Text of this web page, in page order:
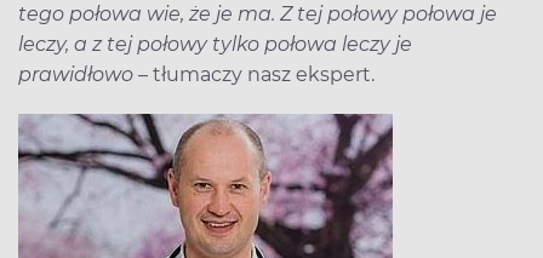
tego połowa wie, że je ma. Z tej połowy połowa je
leczy, a z tej połowy tylko połowa leczy je
prawidłowo – tłumaczy nasz ekspert.